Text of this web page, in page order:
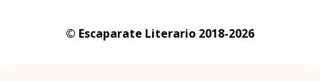
© Escaparate Literario 2018-2026